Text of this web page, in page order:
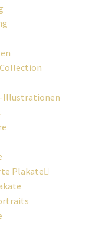
Illustrationen
Plakate